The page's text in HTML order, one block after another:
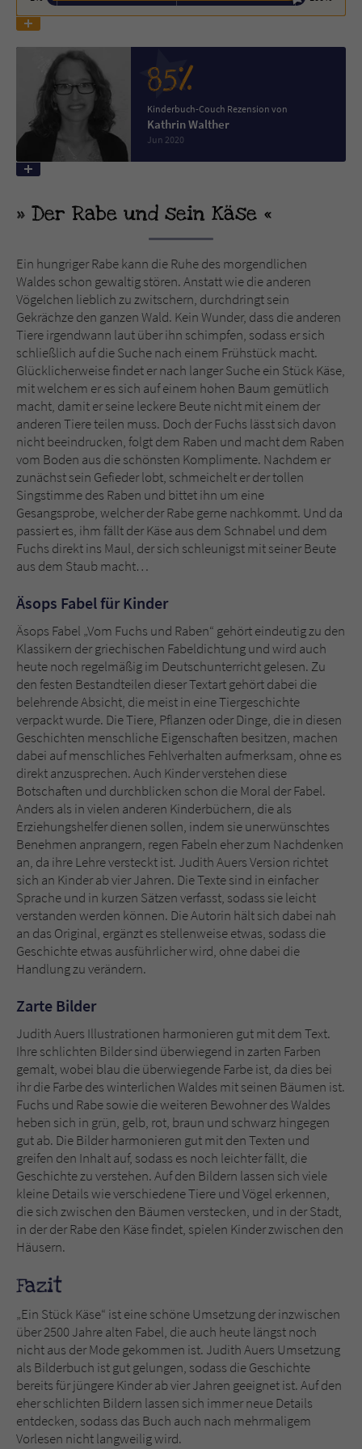
85%
Kinderbuch-Couch Rezension von
Kathrin Walther
Jun 2020
Der Rabe und sein Käse
Ein hungriger Rabe kann die Ruhe des morgendlichen
Waldes schon gewaltig stören. Anstatt wie die anderen
Vögelchen lieblich zu zwitschern, durchdringt sein
Gekrächze den ganzen Wald. Kein Wunder, dass die anderen
Tiere irgendwann laut über ihn schimpfen, sodass er sich
schließlich auf die Suche nach einem Frühstück macht.
Glücklicherweise findet er nach langer Suche ein Stück Käse,
mit welchem er es sich auf einem hohen Baum gemütlich
macht, damit er seine leckere Beute nicht mit einem der
anderen Tiere teilen muss. Doch der Fuchs lässt sich davon
nicht beeindrucken, folgt dem Raben und macht dem Raben
vom Boden aus die schönsten Komplimente. Nachdem er
zunächst sein Gefieder lobt, schmeichelt er der tollen
Singstimme des Raben und bittet ihn um eine
Gesangsprobe, welcher der Rabe gerne nachkommt. Und da
passiert es, ihm fällt der Käse aus dem Schnabel und dem
Fuchs direkt ins Maul, der sich schleunigst mit seiner Beute
aus dem Staub macht…
Äsops Fabel für Kinder
Äsops Fabel „Vom Fuchs und Raben“ gehört eindeutig zu den
Klassikern der griechischen Fabeldichtung und wird auch
heute noch regelmäßig im Deutschunterricht gelesen. Zu
den festen Bestandteilen dieser Textart gehört dabei die
belehrende Absicht, die meist in eine Tiergeschichte
verpackt wurde. Die Tiere, Pflanzen oder Dinge, die in diesen
Geschichten menschliche Eigenschaften besitzen, machen
dabei auf menschliches Fehlverhalten aufmerksam, ohne es
direkt anzusprechen. Auch Kinder verstehen diese
Botschaften und durchblicken schon die Moral der Fabel.
Anders als in vielen anderen Kinderbüchern, die als
Erziehungshelfer dienen sollen, indem sie unerwünschtes
Benehmen anprangern, regen Fabeln eher zum Nachdenken
an, da ihre Lehre versteckt ist. Judith Auers Version richtet
sich an Kinder ab vier Jahren. Die Texte sind in einfacher
Sprache und in kurzen Sätzen verfasst, sodass sie leicht
verstanden werden können. Die Autorin hält sich dabei nah
an das Original, ergänzt es stellenweise etwas, sodass die
Geschichte etwas ausführlicher wird, ohne dabei die
Handlung zu verändern.
Zarte Bilder
Judith Auers Illustrationen harmonieren gut mit dem Text.
Ihre schlichten Bilder sind überwiegend in zarten Farben
gemalt, wobei blau die überwiegende Farbe ist, da dies bei
ihr die Farbe des winterlichen Waldes mit seinen Bäumen ist.
Fuchs und Rabe sowie die weiteren Bewohner des Waldes
heben sich in grün, gelb, rot, braun und schwarz hingegen
gut ab. Die Bilder harmonieren gut mit den Texten und
greifen den Inhalt auf, sodass es noch leichter fällt, die
Geschichte zu verstehen. Auf den Bildern lassen sich viele
kleine Details wie verschiedene Tiere und Vögel erkennen,
die sich zwischen den Bäumen verstecken, und in der Stadt,
in der der Rabe den Käse findet, spielen Kinder zwischen den
Häusern.
Fazit
„Ein Stück Käse“ ist eine schöne Umsetzung der inzwischen
über 2500 Jahre alten Fabel, die auch heute längst noch
nicht aus der Mode gekommen ist. Judith Auers Umsetzung
als Bilderbuch ist gut gelungen, sodass die Geschichte
bereits für jüngere Kinder ab vier Jahren geeignet ist. Auf den
eher schlichten Bildern lassen sich immer neue Details
entdecken, sodass das Buch auch nach mehrmaligem
Vorlesen nicht langweilig wird.
Anbieter Literatur-Couch Medien GmbH & Co. KG
Laufzeit 1 Jahr
Zweck Cookie für Kommentare einzelner Buchtitel
Name fe_typo_user
Literatur-Couch Medien GmbH & Co. KG
Laufzeit Session
Zweck
Dieses Cookie gewährleistet die
Kommunikation der Webseite mit dem
Benutzer. Es wird benötigt um z. B. den
Sicherheitscode des Kontaktformulars zu
überprüfen.